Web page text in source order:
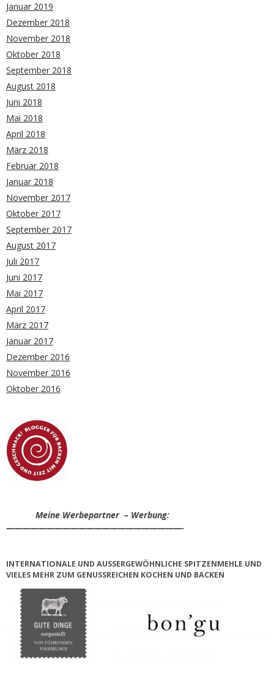
Januar 2019
Dezember 2018
November 2018
Oktober 2018
September 2018
August 2018
Juni 2018
Mai 2018
April 2018
März 2018
Februar 2018
Januar 2018
November 2017
Oktober 2017
September 2017
August 2017
Juli 2017
Juni 2017
Mai 2017
April 2017
März 2017
Januar 2017
Dezember 2016
November 2016
Oktober 2016
Meine Werbepartner – Werbung:
——————————————————————-
INTERNATIONALE UND AUSSERGEWÖHNLICHE SPITZENMEHLE UND V
IELES MEHR ZUM GENUSSREICHEN KOCHEN UND BACKEN